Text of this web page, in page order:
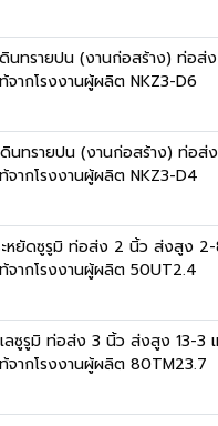
ทรายปน (งานก่อสร้าง) ท่อส่
จากโรงงานผู้ผลิต NKZ3-D6
ทรายปน (งานก่อสร้าง) ท่อส่
จากโรงงานผู้ผลิต NKZ3-D4
หยัดซูรูมิ ท่อส่ง 2 นิ้ว ส่งสูง
จากโรงงานผู้ผลิต 50UT2.4
ซูรูมิ ท่อส่ง 3 นิ้ว ส่งสูง 13-3
จากโรงงานผู้ผลิต 80TM23.7